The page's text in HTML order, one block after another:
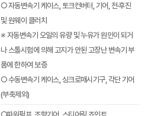
○ 자동변속기 케이스, 토크컨버터, 기어, 전·후진
및 원웨이 클러치
※ 자동변속기 오일의 유량 및 누유가 원인이 되거
나 스톨시험에 의해 고지가 안된 고장난 변속기 부
품에 한하여 보증
○ 수동변속기 케이스, 싱크로매시기구, 각단 기어
(부축제외)